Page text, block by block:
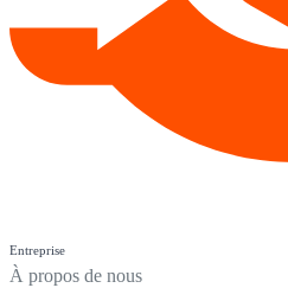
Entreprise
À propos de nous